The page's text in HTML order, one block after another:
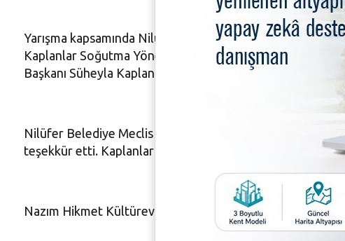
Yarışma kapsamında Nilüfer Belediyesi Nazım Hikmet
Kaplanlar Soğutma Yönetim Kurulu Başkanı Ertuğrul
Başkanı Süheyla Kaplan ve çok sayıda davetli katıldı.
Nilüfer Belediye Meclis Üyesi Zekeriya Işık, Nilüfer
teşekkür etti. Kaplanlar Soğutma Yönetim Kurulu
Nazım Hikmet Kültürevi’ndeki sergi 15 Mayıs – 15